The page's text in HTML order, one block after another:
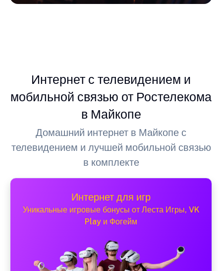
Интернет с телевидением и
мобильной связью от Ростелекома
в Майкопе
Домашний интернет в Майкопе с
телевидением и лучшей мобильной связью
в комплекте
Интернет для игр
Уникальные игровые бонусы от Леста Игры, VK
Play и Фогейм